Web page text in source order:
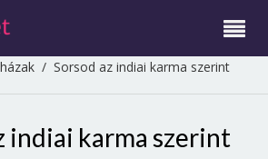
/ Sorsod az indiai karma szerint
indiai karma szerint